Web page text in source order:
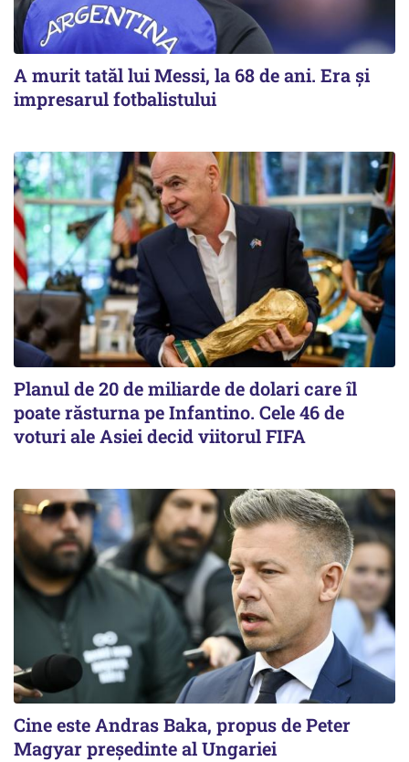
A murit tatăl lui Messi, la 68 de ani. Era și
impresarul fotbalistului
Planul de 20 de miliarde de dolari care îl
poate răsturna pe Infantino. Cele 46 de
voturi ale Asiei decid viitorul FIFA
Cine este Andras Baka, propus de Peter
Magyar președinte al Ungariei